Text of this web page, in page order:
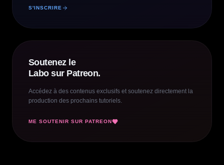
S'INSCRIRE
Soutenez le
Labo sur Patreon.
Accédez à des contenus exclusifs et soutenez directement la
production des prochains tutoriels.
ME SOUTENIR SUR PATREON